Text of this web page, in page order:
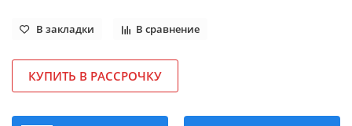
В закладки В сравнение
КУПИТЬ В РАССРОЧКУ